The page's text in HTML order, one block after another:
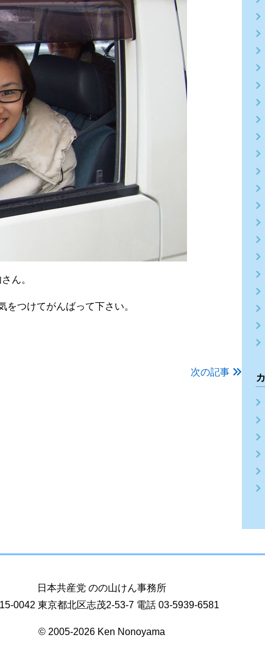
ん。
つけてがんばって下さい。
次の記事
日本共産党 のの山けん事務所
0042 東京都北区志茂2-53-7 電話 03-5939-6581
© 2005-2026 Ken Nonoyama